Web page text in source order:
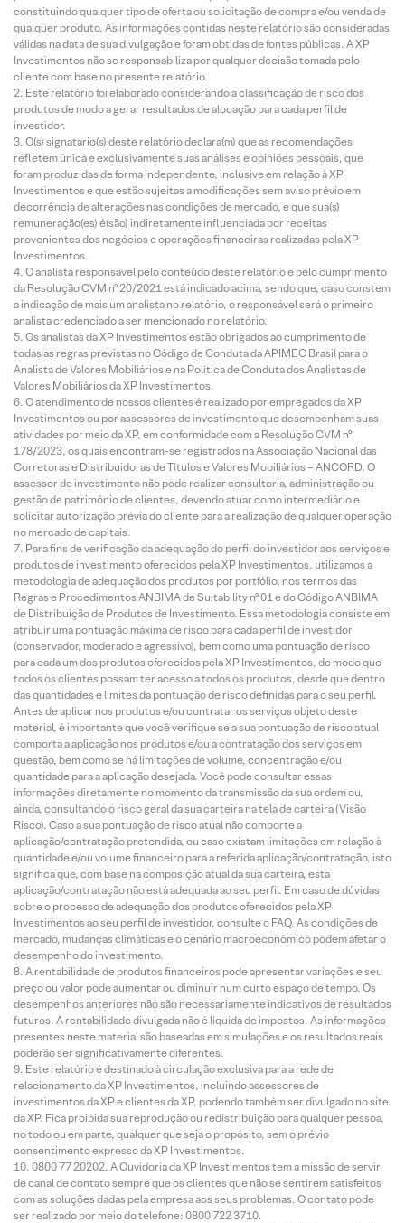
constituindo qualquer tipo de oferta ou solicitação de compra e/ou venda de
qualquer produto. As informações contidas neste relatório são consideradas
válidas na data de sua divulgação e foram obtidas de fontes públicas. A XP
Investimentos não se responsabiliza por qualquer decisão tomada pelo
cliente com base no presente relatório.
Este relatório foi elaborado considerando a classificação de risco dos
produtos de modo a gerar resultados de alocação para cada perfil de
investidor.
O(s) signatário(s) deste relatório declara(m) que as recomendações
refletem única e exclusivamente suas análises e opiniões pessoais, que
foram produzidas de forma independente, inclusive em relação à XP
Investimentos e que estão sujeitas a modificações sem aviso prévio em
decorrência de alterações nas condições de mercado, e que sua(s)
remuneração(es) é(são) indiretamente influenciada por receitas
provenientes dos negócios e operações financeiras realizadas pela XP
Investimentos.
O analista responsável pelo conteúdo deste relatório e pelo cumprimento
da Resolução CVM nº 20/2021 está indicado acima, sendo que, caso constem
a indicação de mais um analista no relatório, o responsável será o primeiro
analista credenciado a ser mencionado no relatório.
Os analistas da XP Investimentos estão obrigados ao cumprimento de
todas as regras previstas no Código de Conduta da APIMEC Brasil para o
Analista de Valores Mobiliários e na Política de Conduta dos Analistas de
Valores Mobiliários da XP Investimentos.
O atendimento de nossos clientes é realizado por empregados da XP
Investimentos ou por assessores de investimento que desempenham suas
atividades por meio da XP, em conformidade com a Resolução CVM nº
178/2023, os quais encontram-se registrados na Associação Nacional das
Corretoras e Distribuidoras de Títulos e Valores Mobiliários – ANCORD. O
assessor de investimento não pode realizar consultoria, administração ou
gestão de patrimônio de clientes, devendo atuar como intermediário e
solicitar autorização prévia do cliente para a realização de qualquer operação
no mercado de capitais.
Para fins de verificação da adequação do perfil do investidor aos serviços e
produtos de investimento oferecidos pela XP Investimentos, utilizamos a
metodologia de adequação dos produtos por portfólio, nos termos das
Regras e Procedimentos ANBIMA de Suitability nº 01 e do Código ANBIMA
de Distribuição de Produtos de Investimento. Essa metodologia consiste em
atribuir uma pontuação máxima de risco para cada perfil de investidor
(conservador, moderado e agressivo), bem como uma pontuação de risco
para cada um dos produtos oferecidos pela XP Investimentos, de modo que
todos os clientes possam ter acesso a todos os produtos, desde que dentro
das quantidades e limites da pontuação de risco definidas para o seu perfil.
Antes de aplicar nos produtos e/ou contratar os serviços objeto deste
material, é importante que você verifique se a sua pontuação de risco atual
comporta a aplicação nos produtos e/ou a contratação dos serviços em
questão, bem como se há limitações de volume, concentração e/ou
quantidade para a aplicação desejada. Você pode consultar essas
informações diretamente no momento da transmissão da sua ordem ou,
ainda, consultando o risco geral da sua carteira na tela de carteira (Visão
Risco). Caso a sua pontuação de risco atual não comporte a
aplicação/contratação pretendida, ou caso existam limitações em relação à
quantidade e/ou volume financeiro para a referida aplicação/contratação, isto
significa que, com base na composição atual da sua carteira, esta
aplicação/contratação não está adequada ao seu perfil. Em caso de dúvidas
sobre o processo de adequação dos produtos oferecidos pela XP
Investimentos ao seu perfil de investidor, consulte o FAQ. As condições de
mercado, mudanças climáticas e o cenário macroeconômico podem afetar o
desempenho do investimento.
A rentabilidade de produtos financeiros pode apresentar variações e seu
preço ou valor pode aumentar ou diminuir num curto espaço de tempo. Os
desempenhos anteriores não são necessariamente indicativos de resultados
futuros. A rentabilidade divulgada não é líquida de impostos. As informações
presentes neste material são baseadas em simulações e os resultados reais
poderão ser significativamente diferentes.
Este relatório é destinado à circulação exclusiva para a rede de
relacionamento da XP Investimentos, incluindo assessores de
investimentos da XP e clientes da XP, podendo também ser divulgado no site
da XP. Fica proibida sua reprodução ou redistribuição para qualquer pessoa,
no todo ou em parte, qualquer que seja o propósito, sem o prévio
consentimento expresso da XP Investimentos.
0800 77 20202. A Ouvidoria da XP Investimentos tem a missão de servir
de canal de contato sempre que os clientes que não se sentirem satisfeitos
com as soluções dadas pela empresa aos seus problemas. O contato pode
ser realizado por meio do telefone: 0800 722 3710.